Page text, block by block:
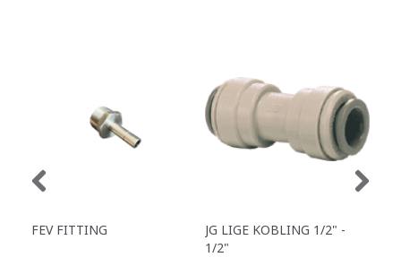
FEV FITTING
JG LIGE KOBLING 1/2" -
1/2"